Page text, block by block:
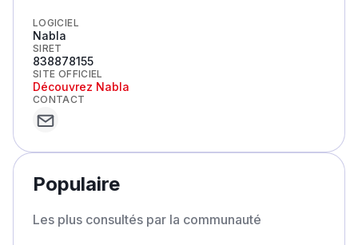
LOGICIEL
Nabla
SIRET
838878155
SITE OFFICIEL
Découvrez Nabla
CONTACT
Populaire
Les plus consultés par la communauté